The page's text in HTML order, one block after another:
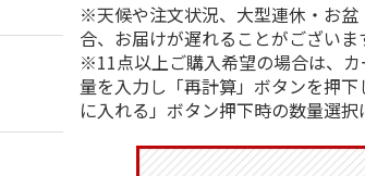
※天候や注文状況、大型連休・お
合、お届けが遅れることがございま
※11点以上ご購入希望の場合は、
量を入力し「再計算」ボタンを押
に入れる」ボタン押下時の数量選択